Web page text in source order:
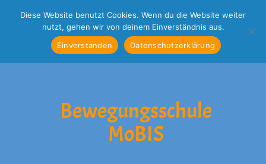
Menü
Bewegungsschule
MoBIS
Diese Website benutzt Cookies. Wenn du die Website weiter
nutzt, gehen wir von deinem Einverständnis aus.
Einverstanden
Datenschutzerklärung